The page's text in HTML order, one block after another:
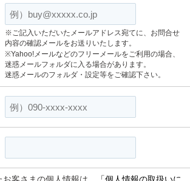
※ご記入いただいたメールアドレス宛てに、お問合せ
内容の確認メールをお送りいたします。
※Yahoo!メールなどのフリーメールをご利用の場合、
迷惑メールフォルダに入る場合があります。
迷惑メールのフォルダ・設定等をご確認下さい。